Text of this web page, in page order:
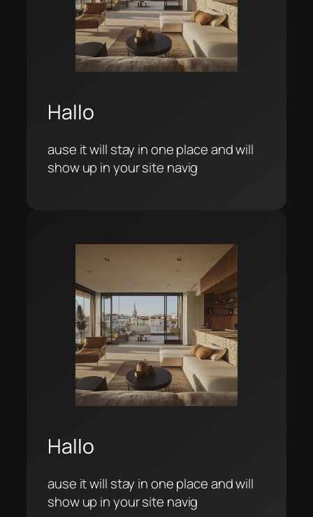
Hallo
ause it will stay in one place and will
show up in your site navig
Hallo
ause it will stay in one place and will
show up in your site navig